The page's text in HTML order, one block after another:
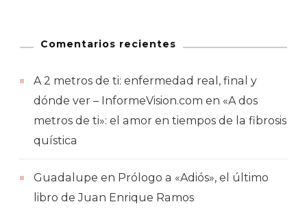
Comentarios recientes
A 2 metros de ti: enfermedad real, final y
dónde ver – InformeVision.com en «A dos
metros de ti»: el amor en tiempos de la fibrosis
quística
Guadalupe en Prólogo a «Adiós», el último
libro de Juan Enrique Ramos